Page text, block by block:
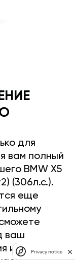
для
вам полный
BMW X5
(306л.с.).
еще
ваш
и легкоPrivacy notice